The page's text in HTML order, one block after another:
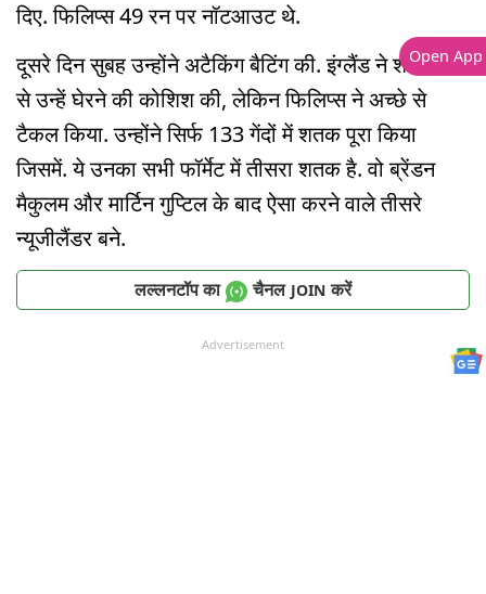
दिए. फिलिप्स 49 रन पर नॉटआउट थे.
दूसरे दिन सुबह उन्होंने अटैकिंग बैटिंग की. इंग्लैंड ने शॉर्ट बॉल्स
से उन्हें घेरने की कोशिश की, लेकिन फिलिप्स ने अच्छे से
टैकल किया. उन्होंने सिर्फ 133 गेंदों में शतक पूरा किया
जिसमें. ये उनका सभी फॉर्मेट में तीसरा शतक है. वो ब्रेंडन
मैकुलम और मार्टिन गुप्टिल के बाद ऐसा करने वाले तीसरे
न्यूजीलैंडर बने.
लल्लनटॉप का चैनल JOIN करें
Advertisement
Open App